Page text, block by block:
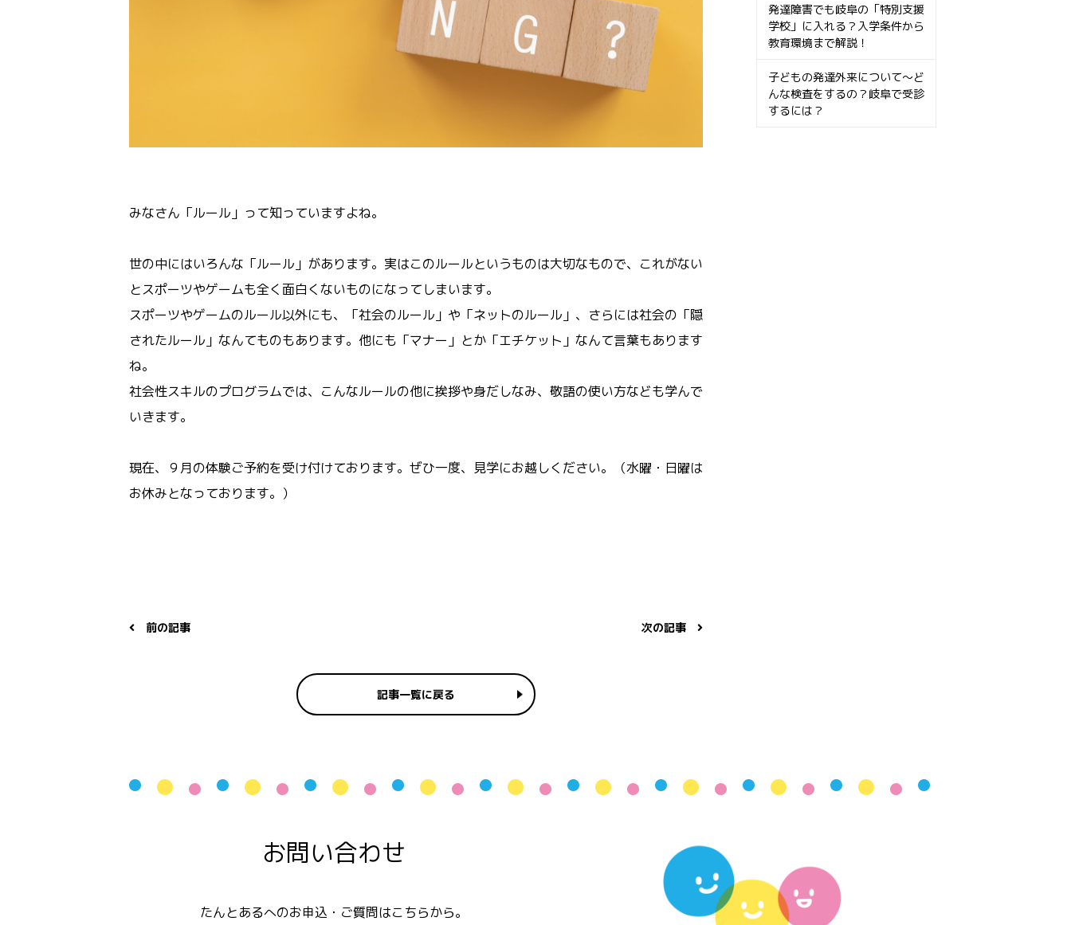
みなさん「ルール」って知っていますよね。
世の中にはいろんな「ルール」があります。実はこのルールというものは大切なもので、これがない
とスポーツやゲームも全く面白くないものになってしまいます。
スポーツやゲームのルール以外にも、「社会のルール」や「ネットのルール」、さらには社会の「隠
されたルール」なんてものもあります。他にも「マナー」とか「エチケット」なんて言葉もあります
ね。
社会性スキルのプログラムでは、こんなルールの他に挨拶や身だしなみ、敬語の使い方なども学んで
いきます。
現在、９月の体験ご予約を受け付けております。ぜひ一度、見学にお越しください。（水曜・日曜は
お休みとなっております。）
前の記事 次の記事
記事一覧に戻る
発達障害でも岐阜の「特別支援
学校」に入れる？入学条件から
教育環境まで解説！
子どもの発達外来について〜ど
んな検査をするの？岐阜で受診
するには？
お問い合わせ
たんとあるへのお申込・ご質問はこちらから。